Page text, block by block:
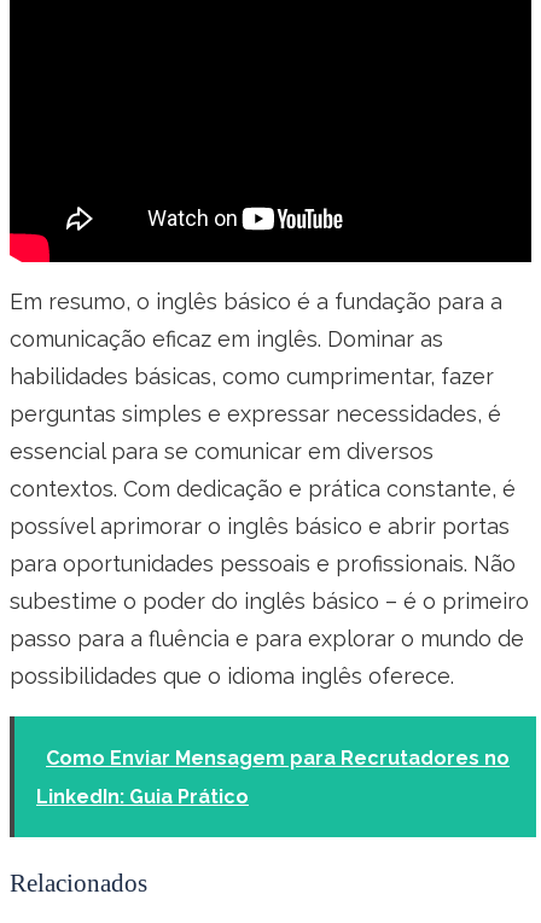
Em resumo, o inglês básico é a fundação para a
comunicação eficaz em inglês. Dominar as
habilidades básicas, como cumprimentar, fazer
perguntas simples e expressar necessidades, é
essencial para se comunicar em diversos
contextos. Com dedicação e prática constante, é
possível aprimorar o inglês básico e abrir portas
para oportunidades pessoais e profissionais. Não
subestime o poder do inglês básico – é o primeiro
passo para a fluência e para explorar o mundo de
possibilidades que o idioma inglês oferece.
Como Enviar Mensagem para Recrutadores no
LinkedIn: Guia Prático
Relacionados